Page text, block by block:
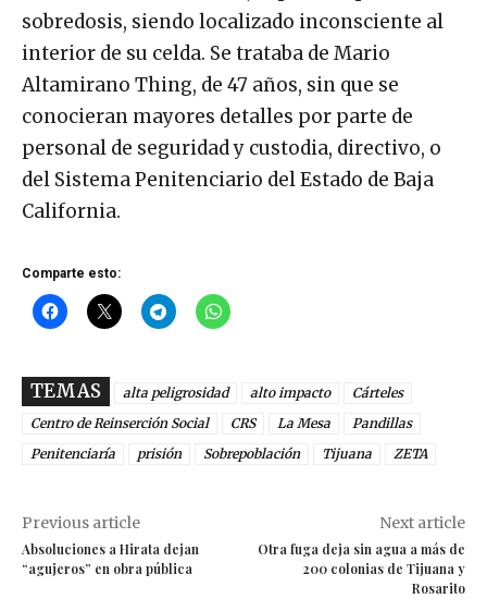
sobredosis, siendo localizado inconsciente al
interior de su celda. Se trataba de Mario
Altamirano Thing, de 47 años, sin que se
conocieran mayores detalles por parte de
personal de seguridad y custodia, directivo, o
del Sistema Penitenciario del Estado de Baja
California.
Comparte esto:
TEMAS alta peligrosidad alto impacto
Cárteles
Centro de Reinserción Social
CRS La Mesa
Pandillas
Penitenciaría
prisión Sobrepoblación Tijuana ZETA
Previous article
Absoluciones a Hirata dejan
“agujeros” en obra pública
Next article
Otra fuga deja sin agua a más de
200 colonias de Tijuana y
Rosarito